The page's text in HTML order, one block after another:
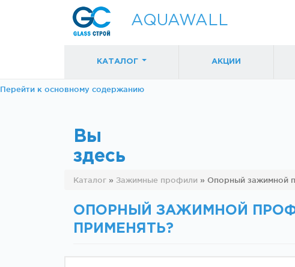
Перейти к основному содержанию
AQUAWALL
КАТАЛОГ
раздвижных
механизмы)
раздвижных
механизмы)
АКЦИИ
Вы
здесь
Каталог » Зажимные профили » Опорный зажимной
ОПОРНЫЙ ЗАЖИМНОЙ
ПРИМЕНЯТЬ?